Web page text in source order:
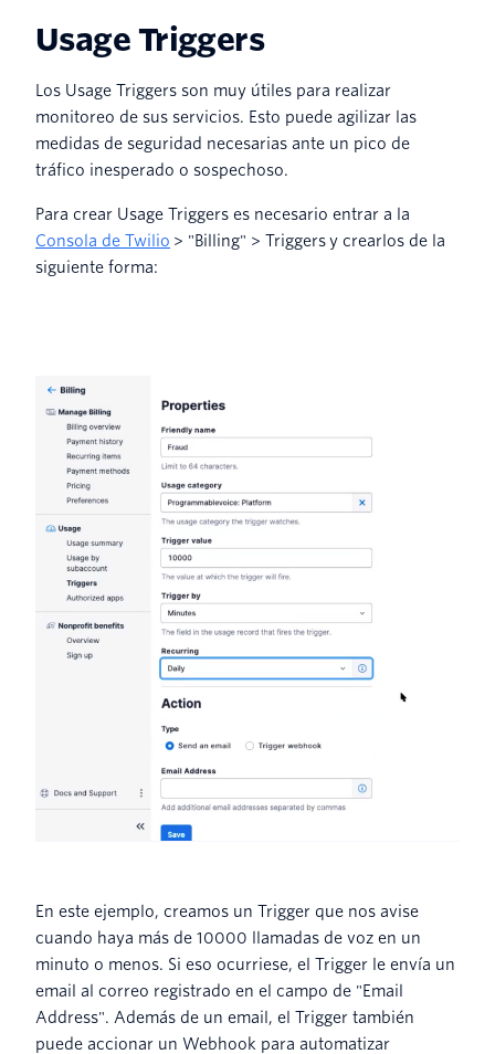
Usage Triggers
Los Usage Triggers son muy útiles para realizar
monitoreo de sus servicios. Esto puede agilizar las
medidas de seguridad necesarias ante un pico de
tráfico inesperado o sospechoso.
Para crear Usage Triggers es necesario entrar a la
Consola de Twilio > "Billing" > Triggers y crearlos de la
siguiente forma:
En este ejemplo, creamos un Trigger que nos avise
cuando haya más de 10000 llamadas de voz en un
minuto o menos. Si eso ocurriese, el Trigger le envía un
email al correo registrado en el campo de "Email
Address". Además de un email, el Trigger también
puede accionar un Webhook para automatizar